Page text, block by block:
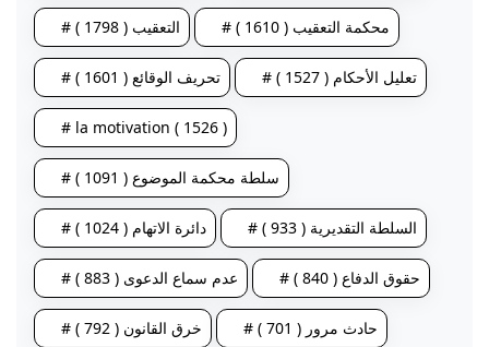
# التعقيب ( 1798 ) # محكمة التعقيب ( 1610 )
# تحريف الوقائع ( 1601 ) # تعليل الأحكام ( 1527 )
# la motivation ( 1526 )
# سلطة محكمة الموضوع ( 1091 )
# دائرة الاتهام ( 1024 ) # السلطة التقديرية ( 933 )
# عدم سماع الدعوى ( 883 ) # حقوق الدفاع ( 840 )
# خرق القانون ( 792 ) # حادث مرور ( 701 )